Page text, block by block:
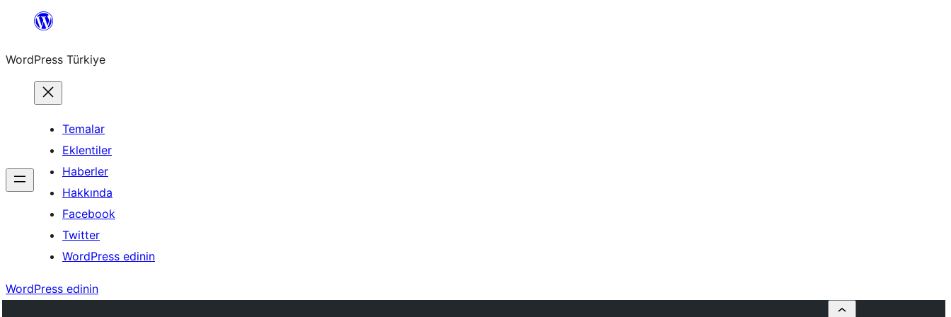
İçeriğe
WordPress Türkiye
Temalar
Eklentiler
Haberler
Hakkında
Facebook
Twitter
WordPress edinin
WordPress edinin